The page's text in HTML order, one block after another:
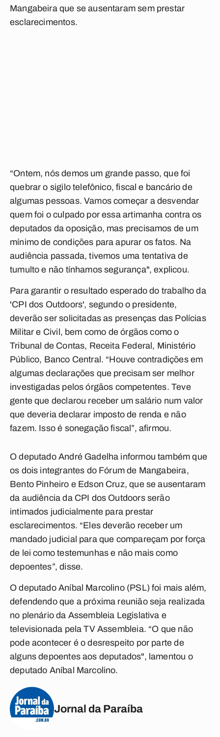
Mangabeira que se ausentaram sem prestar
esclarecimentos.
“Ontem, nós demos um grande passo, que foi
quebrar o sigilo telefônico, fiscal e bancário de
algumas pessoas. Vamos começar a desvendar
quem foi o culpado por essa artimanha contra os
deputados da oposição, mas precisamos de um
mínimo de condições para apurar os fatos. Na
audiência passada, tivemos uma tentativa de
tumulto e não tínhamos segurança", explicou.
Para garantir o resultado esperado do trabalho da
'CPI dos Outdoors', segundo o presidente,
deverão ser solicitadas as presenças das Polícias
Militar e Civil, bem como de órgãos como o
Tribunal de Contas, Receita Federal, Ministério
Público, Banco Central. “Houve contradições em
algumas declarações que precisam ser melhor
investigadas pelos órgãos competentes. Teve
gente que declarou receber um salário num valor
que deveria declarar imposto de renda e não
fazem. Isso é sonegação fiscal”, afirmou.
O deputado André Gadelha informou também que
os dois integrantes do Fórum de Mangabeira,
Bento Pinheiro e Edson Cruz, que se ausentaram
da audiência da CPI dos Outdoors serão
intimados judicialmente para prestar
esclarecimentos. “Eles deverão receber um
mandado judicial para que compareçam por força
de lei como testemunhas e não mais como
depoentes”, disse.
O deputado Aníbal Marcolino (PSL) foi mais além,
defendendo que a próxima reunião seja realizada
no plenário da Assembleia Legislativa e
televisionada pela TV Assembleia. “O que não
pode acontecer é o desrespeito por parte de
alguns depoentes aos deputados", lamentou o
deputado Aníbal Marcolino.
Jornal da Paraíba